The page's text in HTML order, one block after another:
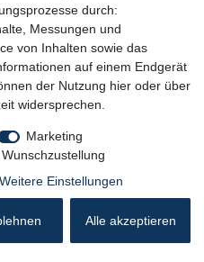
Basketball, Volleyball,
Übung in diesem Bereich
bei denen der Ball
und mit hohem Druck
gespielt wird.
gegen eine Wand oder auf
Allerdings darf sich der
ins Kreuz lehnen, da sonst
Verletzungen drohen. Eine
Aufstellen zu einer Wand und
der Oberkörper-Rotation
Backward Toss, bei dem
durch:
Messungen und
von Inhalten sowie das
auf einem Endgerät
der Nutzung hier oder über
widersprechen.
Marketing
Wunschzustellung
Weitere Einstellungen
Alle akzeptieren